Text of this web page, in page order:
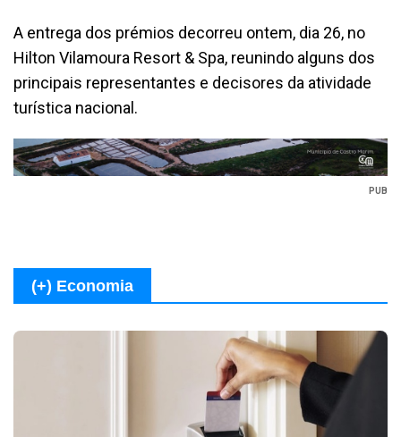
A entrega dos prémios decorreu ontem, dia 26, no
Hilton Vilamoura Resort & Spa, reunindo alguns dos
principais representantes e decisores da atividade
turística nacional.
PUB
(+) Economia